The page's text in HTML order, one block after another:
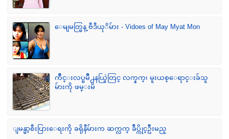
ေမျမတ္မြန္ ဗီဒီယုိမ်ား - Vidoes of May Myat Mon
က်ဳိင္းလပ္ၿမိဳ႕နယ္ခြဲတြင္ လက္နက္၊ မူးယစ္ေရာင္းခ်သူ
မ်ားကို ဖမ္းမိ
ျမန္မာ့စီးပြားေရးကို ခရိုနီမ်ားက ဆက္လက္ ခ်ဳပ္ကိုင္ဥိီးမည္